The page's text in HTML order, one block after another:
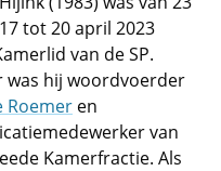
tot 20 april 2023
van de SP.
was hij woordvoerder
Roemer en
van
Kamerfractie. Als